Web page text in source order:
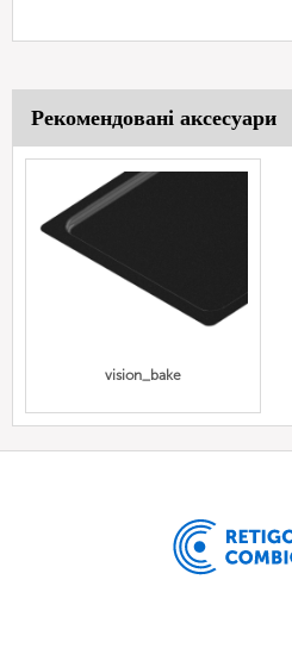
Рекомендовані аксесуари
vision_bake